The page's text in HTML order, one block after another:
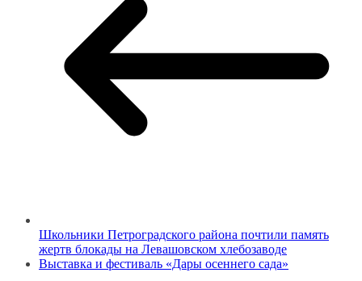
Школьники Петроградского района почтили память
жертв блокады на Левашовском хлебозаводе
Выставка и фестиваль «Дары осеннего сада»